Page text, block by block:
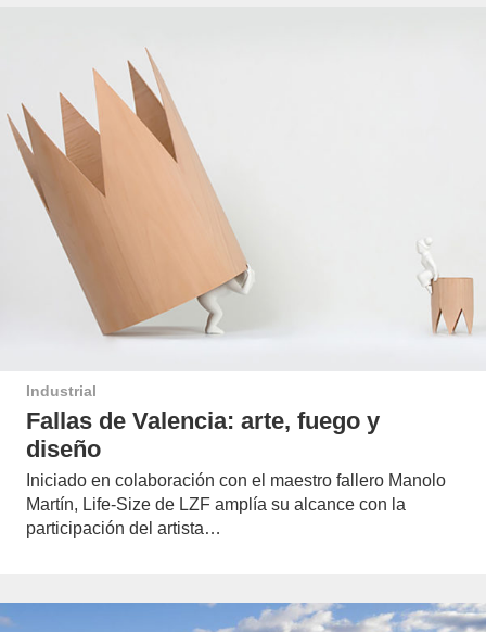
Industrial
Fallas de Valencia: arte, fuego y
diseño
Iniciado en colaboración con el maestro fallero Manolo
Martín, Life-Size de LZF amplía su alcance con la
participación del artista…